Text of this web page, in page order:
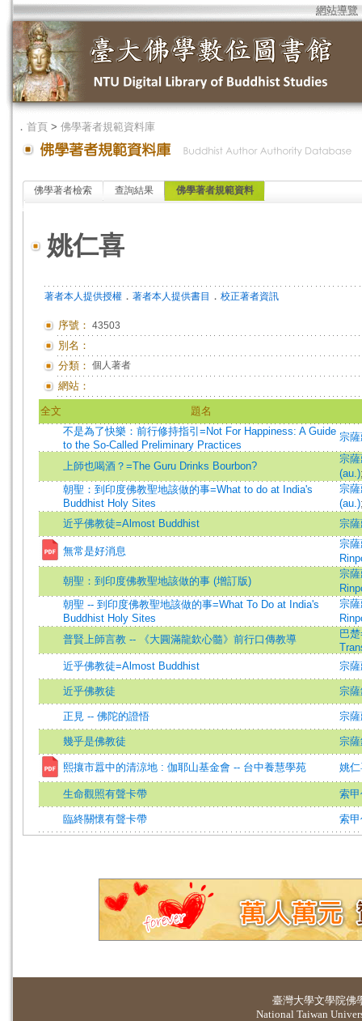
網站導覽
． 首頁 > 佛學著者規範資料庫
佛學著者檢索 查詢結果 佛學著者規範資料
姚仁喜
著者本人提供授權 ． 著者本人提供書目 ． 校正著者資訊
序號： 43503
別名：
分類： 個人著者
網站：
全文
題名
不是為了快樂：前行修持指引=Not For Happiness: A Guide
to the So-Called Preliminary Practices
宗
上師也喝酒？=The Guru Drinks Bourbon?
宗
(au.)
朝聖：到印度佛教聖地該做的事=What to do at India's
Buddhist Holy Sites
宗
(au.)
近乎佛教徒=Almost Buddhist
宗
無常是好消息
宗
朝聖：到印度佛教聖地該做的事 (增訂版)
宗
朝聖 -- 到印度佛教聖地該做的事=What To Do at India's
Buddhist Holy Sites
宗
普賢上師言教 -- 《大圓滿龍欽心髓》前行口傳教導
巴
近乎佛教徒=Almost Buddhist
宗
近乎佛教徒 宗
正見 -- 佛陀的證悟 宗
幾乎是佛教徒 宗
熙攘市囂中的清涼地 : 伽耶山基金會 -- 台中養慧學苑 姚
生命觀照有聲卡帶 索
臨終關懷有聲卡帶 索
臺灣大學文學院佛
National Taiwan